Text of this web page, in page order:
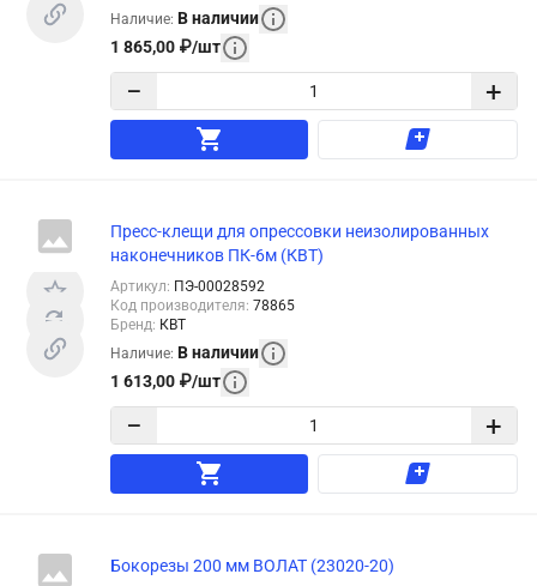
Наличие: В наличии
1 865,00 ₽/шт
− +
Пресс-клещи для опрессовки неизолированных
наконечников ПК-6м (КВТ)
Артикул: ПЭ-00028592
Код производителя: 78865
Бренд: КВТ
Наличие: В наличии
1 613,00 ₽/шт
− +
Бокорезы 200 мм ВОЛАТ (23020-20)